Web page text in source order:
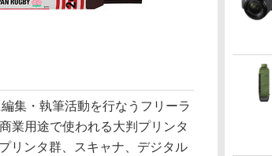
集・執筆活動を行なうフリーラ
業用途で使われる大判プリンタ
リンタ群、スキャナ、デジタル